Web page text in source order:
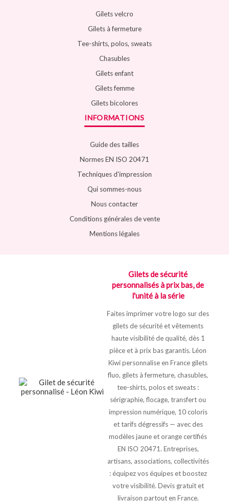
Gilets velcro
Gilets à fermeture
Tee-shirts, polos, sweats
Chasubles
Gilets enfant
Gilets femme
Gilets bicolores
INFORMATIONS
Guide des tailles
Normes EN ISO 20471
Techniques d'impression
Qui sommes-nous
Nous contacter
Conditions générales de vente
Mentions légales
Gilets de sécurité
personnalisés à prix bas, de
l'unité à la série
Faites imprimer votre logo sur des
gilets de sécurité et vêtements
haute visibilité de qualité, dès 1
pièce et à prix bas garantis. Léon
Kiwi personnalise en France gilets
fluo, gilets à fermeture, chasubles,
tee-shirts, polos et sweats :
sérigraphie, flocage, transfert ou
impression numérique, 10 coloris
et tarifs dégressifs — avec des
modèles jaune et orange certifiés
EN ISO 20471. Entreprises,
artisans, associations, collectivités
: équipez vos équipes et boostez
votre visibilité. Devis gratuit et
livraison partout en France.